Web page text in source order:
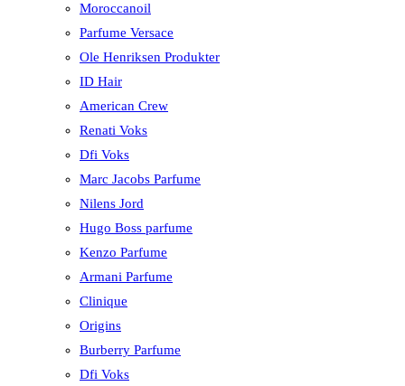
Moroccanoil
Parfume Versace
Ole Henriksen Produkter
ID Hair
American Crew
Renati Voks
Dfi Voks
Marc Jacobs Parfume
Nilens Jord
Hugo Boss parfume
Kenzo Parfume
Armani Parfume
Clinique
Origins
Burberry Parfume
Dfi Voks